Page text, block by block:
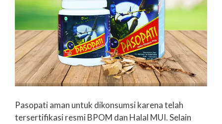
Pasopati aman untuk dikonsumsi karena telah
tersertifikasi resmi BPOM dan Halal MUI. Selain